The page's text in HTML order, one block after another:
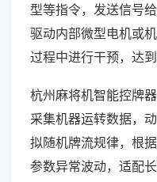
型等指令，发送信号
驱动内部微型电机或
过程中进行干预，达到
杭州麻将机智能控牌
采集机器运转数据，
拟随机牌流规律，根
参数异常波动，适配长